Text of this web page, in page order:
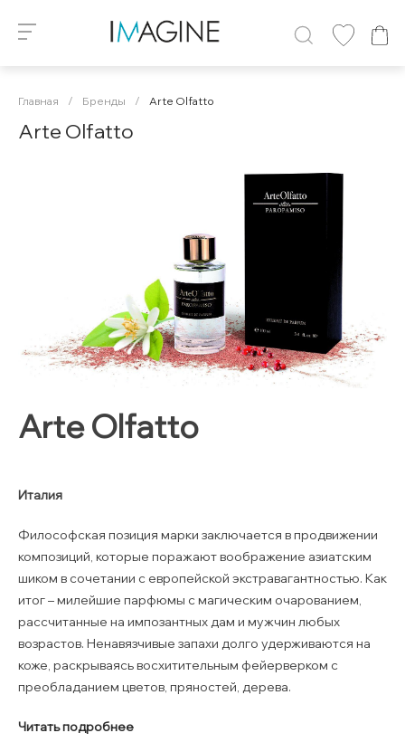
Главная / Бренды / Arte Olfatto
Arte Olfatto
Arte Olfatto
Италия
Философская позиция марки заключается в продвижении
композиций, которые поражают воображение азиатским
шиком в сочетании с европейской экстравагантностью. Как
итог – милейшие парфюмы с магическим очарованием,
рассчитанные на импозантных дам и мужчин любых
возрастов. Ненавязчивые запахи долго удерживаются на
коже, раскрываясь восхитительным фейерверком с
преобладанием цветов, пряностей, дерева.
Читать подробнее